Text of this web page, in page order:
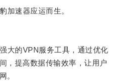
速器应运而生。
的VPN服务工具，通过优化
，提高数据传输效率，让用户
。